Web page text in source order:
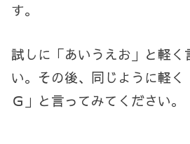
す。
試しに「あいうえお」と軽く
い。その後、同じように軽く
Ｇ」と言ってみてください。